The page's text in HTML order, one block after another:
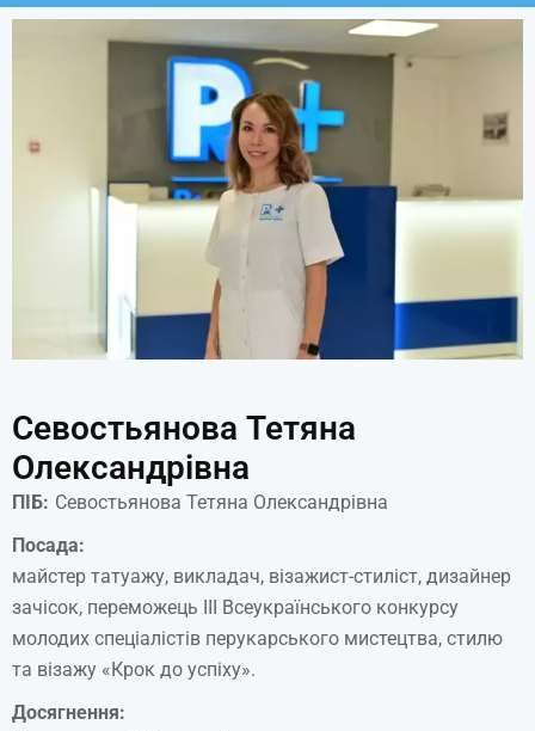
Севостьянова Тетяна
Олександрівна
ПІБ: Севостьянова Тетяна Олександрівна
Посада:
майстер татуажу, викладач, візажист-стиліст, дизайнер
зачісок, переможець ІІІ Всеукраїнського конкурсу
молодих спеціалістів перукарського мистецтва, стилю
та візажу «Крок до успіху».
Досягнення: